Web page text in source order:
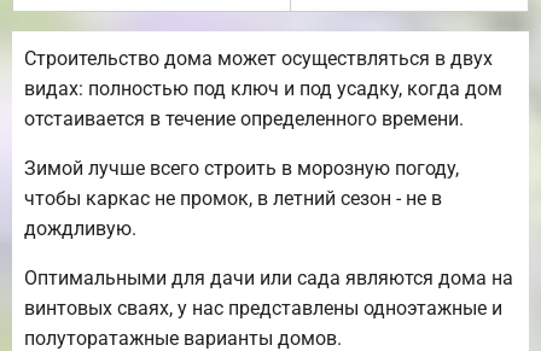
Строительство дома может осуществляться в двух
видах: полностью под ключ и под усадку, когда дом
отстаивается в течение определенного времени.
Зимой лучше всего строить в морозную погоду,
чтобы каркас не промок, в летний сезон - не в
дождливую.
Оптимальными для дачи или сада являются дома на
винтовых сваях, у нас представлены одноэтажные и
полуторатажные варианты домов.